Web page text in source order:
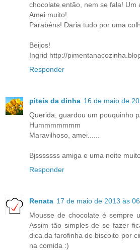
chocolate então, nem se fala! Um
Amei muito!
Parabéns! Daria tudo por uma
Beijos!
Ingrid http://
Responder
piteis da dinha 16 de maio de
Querida, guardou um pouquinho
Hummmmmmm
Maravilhoso, amei......
Bjsssssss amiga e uma noite
Responder
Renata 17 de maio de 2013 às
Mousse de chocolate é sempre
Assim tão simples de se fazer
dica da farofinha de biscoito por
na comida :)